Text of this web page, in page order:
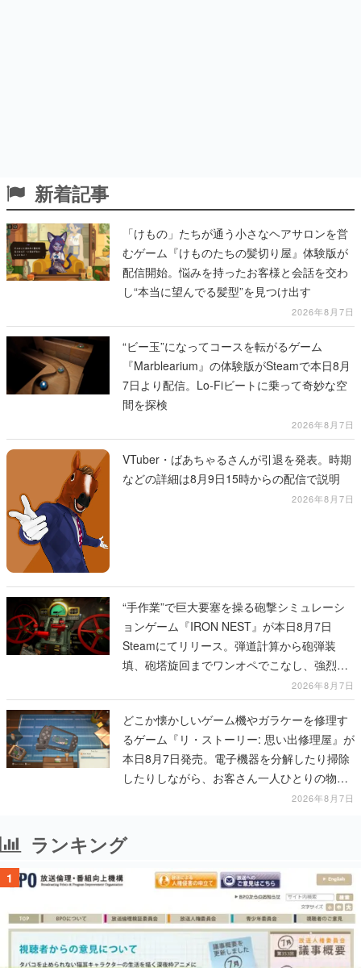
新着記事
「けもの」たちが通う小さなヘアサロンを営
むゲーム『けものたちの髪切り屋』体験版が
配信開始。悩みを持ったお客様と会話を交わ
し“本当に望んでる髪型”を見つけ出す
2026年8月7日
“ビー玉”になってコースを転がるゲーム
『Marblearium』の体験版がSteamで本日8月
7日より配信。Lo-Fiビートに乗って奇妙な空
間を探検
2026年8月7日
VTuber・ばあちゃるさんが引退を発表。時期
などの詳細は8月9日15時からの配信で説明
2026年8月7日
“手作業”で巨大要塞を操る砲撃シミュレーシ
ョンゲーム『IRON NEST』が本日8月7日
Steamにてリリース。弾道計算から砲弾装
填、砲塔旋回までワンオペでこなし、強烈な
一撃をブチかませるロマンある作品2026年8月7日
どこか懐かしいゲーム機やガラケーを修理す
るゲーム『リ・ストーリー: 思い出修理屋』が
本日8月7日発売。電子機器を分解したり掃除
したりしながら、お客さん一人ひとりの物語
2026年8月7日
ランキング
1